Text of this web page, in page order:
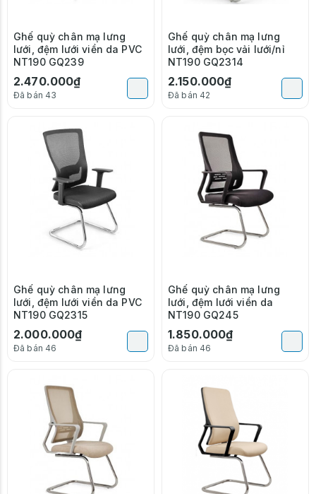
Ghế quỳ chân mạ lưng
lưới, đệm lưới viền da PVC
NT190 GQ239
2.470.000₫
Đã bán 43
Ghế quỳ chân mạ lưng
lưới, đệm bọc vải lưới/nỉ
NT190 GQ2314
2.150.000₫
Đã bán 42
Ghế quỳ chân mạ lưng
lưới, đệm lưới viền da PVC
NT190 GQ2315
2.000.000₫
Đã bán 46
Ghế quỳ chân mạ lưng
lưới, đệm lưới viền da
NT190 GQ245
1.850.000₫
Đã bán 46